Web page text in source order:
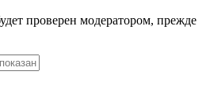
проверен модератором, прежде